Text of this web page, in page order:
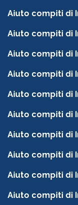
Aiuto compiti di
Aiuto compiti di
Aiuto compiti di
Aiuto compiti di
Aiuto compiti di
Aiuto compiti di
Aiuto compiti di
Aiuto compiti di
Aiuto compiti di
Aiuto compiti di